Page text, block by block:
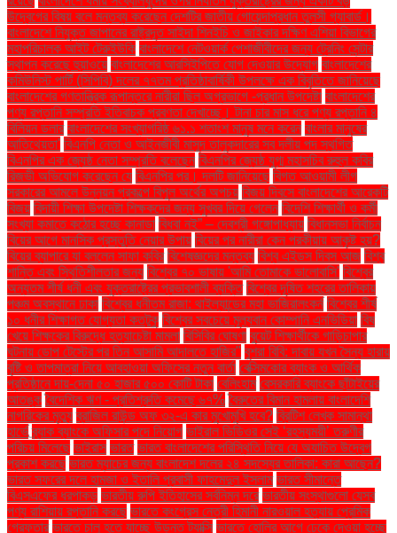
উদ্বেগের বিষয় বলে মন্তব্য করেছেন দেশটির জাতীয় গোয়েন্দাপ্রধান তুলসী গ্যাবার্ড।
বাংলাদেশে নিযুক্ত জাপানের রাষ্ট্রদূত সাইদা শিনইচি ও জাইকার দক্ষিণ এশিয়া বিভাগের
মহাপরিচালক আইট টেরুইউকি বাংলাদেশে নেটওয়ার্ক পেশাজীবীদের জন্য ট্রেনিং সেন্টার
স্থাপন করেছে হুয়াওয়ে বাংলাদেশের আরসিইপিতে যোগ দেওয়ার উদ্যোগ বাংলাদেশের
কমিউনিস্ট পার্টি (সিপিবি) দলের ৭৭তম প্রতিষ্ঠাবার্ষিকী উপলক্ষে এক বিবৃতিতে জানিয়েছে
বাংলাদেশের গণতান্ত্রিক রূপান্তরে নারীরা ছিল অগ্রভাগে -প্রধান উপদেষ্টা বাংলাদেশের
পণ্য রপ্তানি সম্প্রতি ইতিবাচক প্রবণতা দেখাচ্ছে। টানা চার মাস ধরে পণ্য রপ্তানি ৪
বিলিয়ন ডলার বাংলাদেশের সংখ্যাগরিষ্ঠ ৬১.১ শতাংশ মানুষ মনে করেন বাংলার মানুষের
আতিথেয়তা' বিএনপি নেতা ও আইনজীবী মাসুদ তালুকদারের সব দলীয় পদ স্থগিত
বিএনপির এক জ্যেষ্ঠ নেতা সম্প্রতি বলেছেন বিএনপির জ্যেষ্ঠ যুগ্ম মহাসচিব রুহুল কবির
রিজভী অভিযোগ করেছেন যে বিএনপির পর। দলটি জানিয়েছে বিগত আওয়ামী লীগ
সরকারের আমলে উন্নয়ন প্রকল্পে বিপুল অর্থের অপচয় বিজয় দিবসে বাংলাদেশের আরেকটি
বিজয় বিদায়ী শিক্ষা উপদেষ্টা শিক্ষকদের জন্য সুখবর দিয়ে গেলেন বিদেশি শিক্ষার্থী ও কর্মী
সংখ্যা কমাতে কঠোর হচ্ছে কানাডা বিধবা নই” – দেবশ্রী গঙ্গোপাধ্যায় বিধানসভা নির্বাচন
বিয়ের আগে মানসিক প্রস্তুতি নেয়ার উপায় বিয়ের পর নারীরা কেন পরকীয়ায় আকৃষ্ট হয়?
বিয়ের ব্যাপারে যা বললেন সাফা কবির বিশেষজ্ঞদের মন্তব্য বিশ্ব এইডস দিবস আজ বিশ্ব
শান্তি এবং স্থিতিশীলতার জন্য বিশ্বের ৭০ ভাষায় 'আমি তোমাকে ভালোবাসি' বিশ্বের
অন্যতম শীর্ষ ধনী এবং যুক্তরাষ্ট্রের প্রভাবশালী ব্যক্তি বিশ্বের দূষিত শহরের তালিকায়
পঞ্চম অবস্থানে ঢাকা বিশ্বের ধনীতম রাজা: থাইল্যান্ডের মহা ভাজিরালংকর্ন বিশ্বের শীর্ষ
১০ ধনীর শিক্ষাগত যোগ্যতা কতটুকু বিশ্বের সবচেয়ে মূল্যবান কোম্পানি এনভিডিয়া বিষ
খেয়ে শিক্ষকের বিরুদ্ধে হত্যাচেষ্টা মামলা বিসিবির ঘোষণা বুয়েট শিক্ষার্থীকে গাড়িচাপার
ঘটনায় ডোপ টেস্টের পর তিন আসামি আদালতে হাজির" বুশরা বিবি: দাবায় যখন সৈন্য হারায়
বৃষ্টি ও তাপমাত্রা নিয়ে আবহাওয়া অফিসের নতুন বার্তা বেক্সিমকোর ব্যাংক ও আর্থিক
প্রতিষ্ঠানে দায়-দেনা ৫০ হাজার ৫০০ কোটি টাকা বেলিংহাম বেসরকারি ব্যাংকে ছাঁটাইয়ের
আতঙ্ক বৈদেশিক ঋণ - প্রতিশ্রুতি কমেছে ৬৭% বৈরুতের বিমান হামলায় বাংলাদেশি
নাগরিকের মৃত্যু ব্রাজিল রাউন্ড অফ ৩২-এ কার মুখোমুখি হবে? ব্রিটিশ লেখক সামান্থা
হার্ভে ব্র্যাক ব্যাংকে অফিসার পদে নিয়োগ ভাইরাল ভিডিওর সেই ‘রহস্যময়ী’ তরুণীর
পরিচয় মিলেছে ভাইরাস ভারত ভারত বাংলাদেশের পরিস্থিতি নিয়ে যে অযাচিত উদ্বেগ
প্রকাশ করছে ভারত ম্যাচের জন্য বাংলাদেশ দলের ২৪ সদস্যের তালিকা: কারা আছেন?
ভারত সফরের দলে হামজা ও ইতালি প্রবাসী ফাহমেদুল ইসলাম ভারত সীমান্তে
বিএসএফের ধরপাকড় ভারতীয় রুপি ইতিহাসের সর্বনিম্ন দরে ভারতীয় সংস্থাগুলো যেসব
পণ্য রাশিয়ায় রপ্তানি করছে ভারতে কংগ্রেস নেত্রী হিমানী নারওয়াল হত্যায় প্রেমিক
গ্রেফতার ভারতে চালু হতে যাচ্ছে উড়ন্ত ট্যাক্সি ভারতে হোলির আগে ঢেকে দেওয়া হচ্ছে